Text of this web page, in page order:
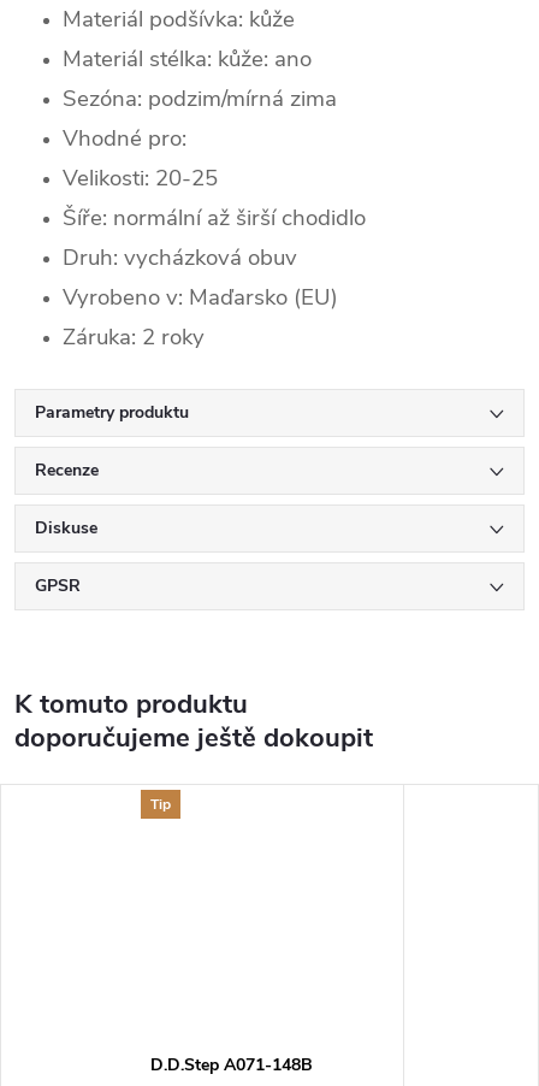
Materiál podšívka: kůže
Materiál stélka: kůže: ano
Sezóna: podzim/mírná zima
Vhodné pro:
Velikosti: 20-25
Šíře: normální až širší chodidlo
Druh: vycházková obuv
Vyrobeno v: Maďarsko (EU)
Záruka: 2 roky
Parametry produktu
Recenze
Diskuse
GPSR
K tomuto produktu
doporučujeme ještě dokoupit
Tip
D.D.Step A071-148B